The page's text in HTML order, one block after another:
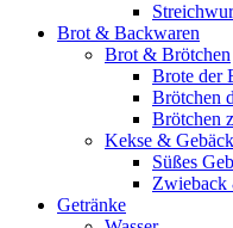
Brot & Backwaren
Brot & Brötchen
Brote der
Brötchen
Brötchen
Kekse & Gebäck
Süßes
Zwieback
Getränke